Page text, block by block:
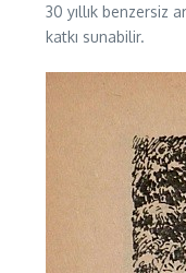
30 yıllık benzersiz
katkı sunabilir.